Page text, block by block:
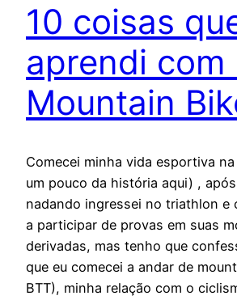
10 coisas
aprendi com
Mountain
Comecei minha vida esportiva
um pouco da história aqui) ,
nadando ingressei no triathlon e
a participar de provas em suas
derivadas, mas tenho que
que eu comecei a andar de
BTT), minha relação com o